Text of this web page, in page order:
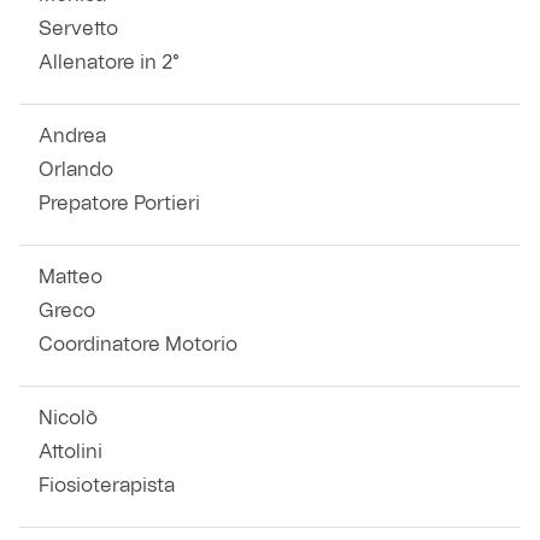
Servetto
Allenatore in 2°
Andrea
Orlando
Prepatore Portieri
Matteo
Greco
Coordinatore Motorio
Nicolò
Attolini
Fiosioterapista